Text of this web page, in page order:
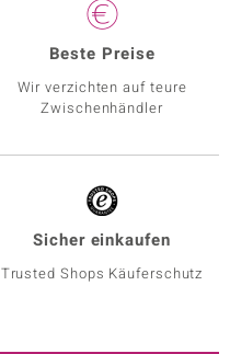
Beste Preise
Wir verzichten auf teure
Zwischenhändler
Sicher einkaufen
Trusted Shops Käuferschutz